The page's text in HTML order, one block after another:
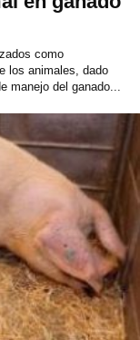
como
los animales, dado
manejo del ganado...